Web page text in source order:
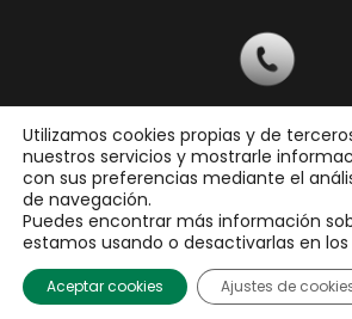
Copyright © 2026 Federación
A.C.
Todos los derechos
Aviso de Privacidad|
Utilizamos cookies propias y de
nuestros servicios y mostrarle
con sus preferencias mediante el
de navegación.
Puedes encontrar más información
estamos usando o desactivarlas en los
Aceptar cookies Ajustes de